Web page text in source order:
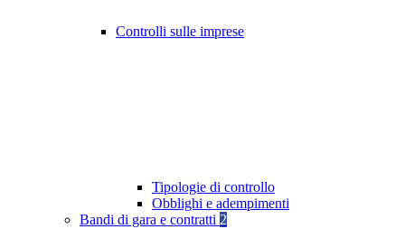
Controlli sulle imprese
Tipologie di controllo
Obblighi e adempimenti
Bandi di gara e contratti 2